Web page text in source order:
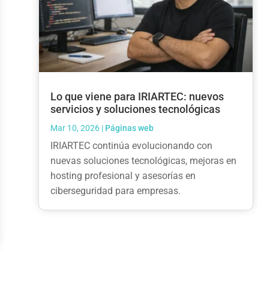
Lo que viene para IRIARTEC: nuevos
servicios y soluciones tecnológicas
Mar 10, 2026| Páginas web
IRIARTEC continúa evolucionando con
nuevas soluciones tecnológicas, mejoras en
hosting profesional y asesorías en
ciberseguridad para empresas.